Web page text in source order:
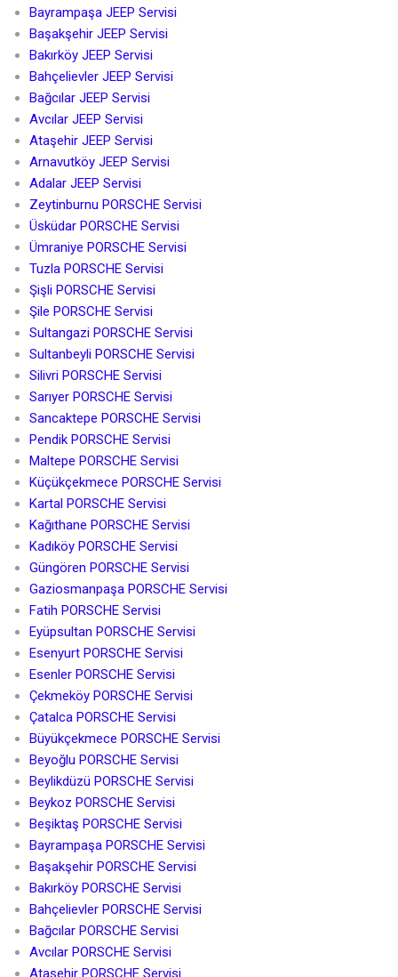
Bayrampaşa JEEP Servisi
Başakşehir JEEP Servisi
Bakırköy JEEP Servisi
Bahçelievler JEEP Servisi
Bağcılar JEEP Servisi
Avcılar JEEP Servisi
Ataşehir JEEP Servisi
Arnavutköy JEEP Servisi
Adalar JEEP Servisi
Zeytinburnu PORSCHE Servisi
Üsküdar PORSCHE Servisi
Ümraniye PORSCHE Servisi
Tuzla PORSCHE Servisi
Şişli PORSCHE Servisi
Şile PORSCHE Servisi
Sultangazi PORSCHE Servisi
Sultanbeyli PORSCHE Servisi
Silivri PORSCHE Servisi
Sarıyer PORSCHE Servisi
Sancaktepe PORSCHE Servisi
Pendik PORSCHE Servisi
Maltepe PORSCHE Servisi
Küçükçekmece PORSCHE Servisi
Kartal PORSCHE Servisi
Kağıthane PORSCHE Servisi
Kadıköy PORSCHE Servisi
Güngören PORSCHE Servisi
Gaziosmanpaşa PORSCHE Servisi
Fatih PORSCHE Servisi
Eyüpsultan PORSCHE Servisi
Esenyurt PORSCHE Servisi
Esenler PORSCHE Servisi
Çekmeköy PORSCHE Servisi
Çatalca PORSCHE Servisi
Büyükçekmece PORSCHE Servisi
Beyoğlu PORSCHE Servisi
Beylikdüzü PORSCHE Servisi
Beykoz PORSCHE Servisi
Beşiktaş PORSCHE Servisi
Bayrampaşa PORSCHE Servisi
Başakşehir PORSCHE Servisi
Bakırköy PORSCHE Servisi
Bahçelievler PORSCHE Servisi
Bağcılar PORSCHE Servisi
Avcılar PORSCHE Servisi
Ataşehir PORSCHE Servisi